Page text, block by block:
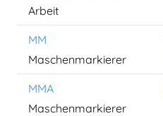
Arbeit
MM
Maschenmarkierer
MMA
Maschenmarkierer